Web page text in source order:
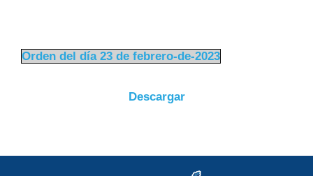
Orden del día 23 de febrero-de-2023
Descargar